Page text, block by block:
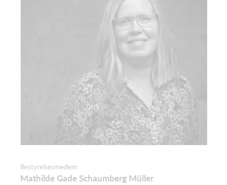
Bestyrelsesmedlem
Mathilde Gade Schaumberg Müller